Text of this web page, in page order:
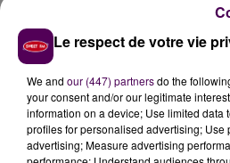
ELLE INSULTE LES
L'INTERPELLATION
Sur ses réseaux sociaux, la
Calvados relate que lors de
sexagénaire, originaire de New
insulter les agents.Elle a
Le respect de votre vie
We and our (447) partnersdo the
your consent and/or our legitimate
information on a device; Use limited data
profiles for personalised advertising; Use
advertising; Measure advertising